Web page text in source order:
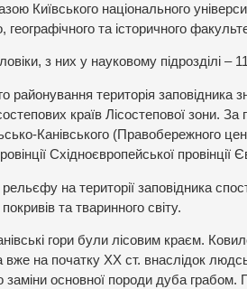
Київського національного
географічного та історичного
з них у науковому підрозділі –
районування територія заповідника
країв Лісостепової зони.
Канівського (Правобережного
Східноєвропейської провінції
на території заповідника
та тваринного світу.
гори були лісовим краєм.
вже на початку ХХ ст. внаслідок
заміни основної породи дуба грабом.